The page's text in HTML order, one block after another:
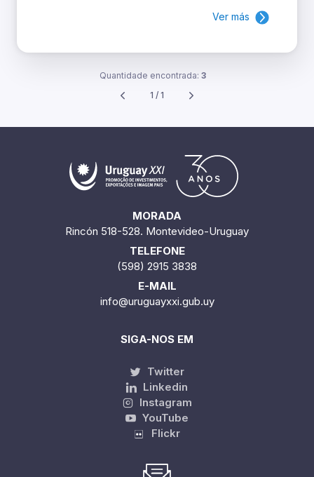
Ver más
Quantidade encontrada: 3
1 / 1
MORADA
Rincón 518-528. Montevideo-Uruguay
TELEFONE
(598) 2915 3838
E-MAIL
info@uruguayxxi.gub.uy
SIGA-NOS EM
Twitter
Linkedin
Instagram
YouTube
Flickr